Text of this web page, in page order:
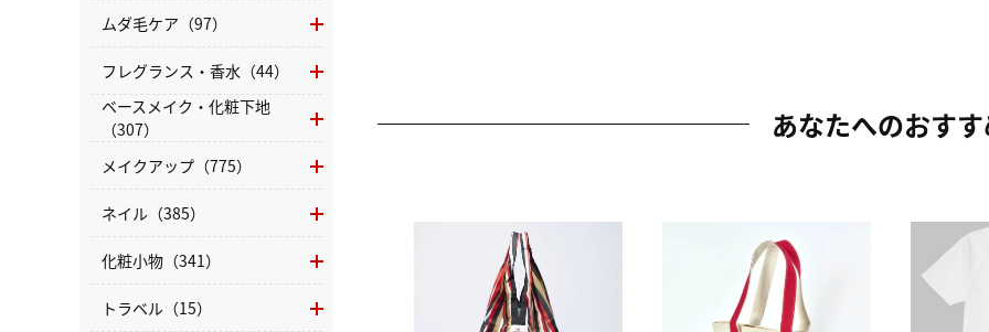
あなたへのおす
ムダ毛ケア（97）
フレグランス・香水（44）
ベースメイク・化粧下地
（307）
メイクアップ（775）
ネイル（385）
化粧小物（341）
トラベル（15）